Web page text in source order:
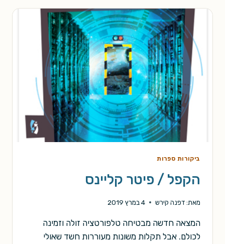
ביקורות ספרות
הקפל / פיטר קליינס
מאת:דפנה קירש 4 במרץ 2019
המצאה חדשה מבטיחה טלפורטציה זולה וזמינה
לכולם. אבל תקלות משונות מעוררות חשד שאולי